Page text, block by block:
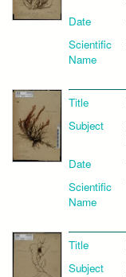
Date
Scientific
Name
Title
Subject
Date
Scientific
Name
Title
Subject